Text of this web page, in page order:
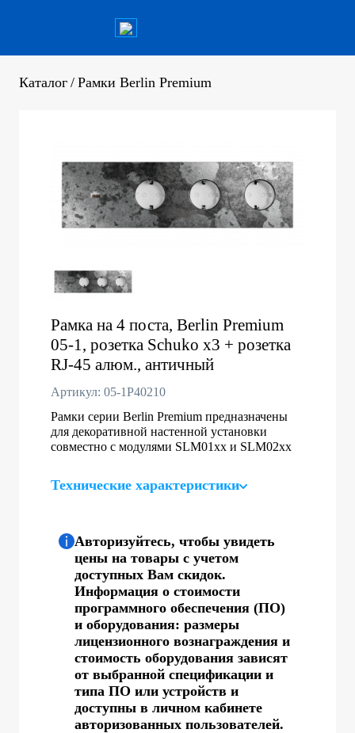
Каталог / Рамки Berlin Premium
Рамка на 4 поста, Berlin Premium
05-1, розетка Schuko x3 + розетка
RJ-45 алюм., античный
Артикул: 05-1P40210
Рамки серии Berlin Premium предназначены
для декоративной настенной установки
совместно с модулями SLM01хх и SLM02xx
Технические характеристики
Авторизуйтесь, чтобы увидеть
цены на товары с учетом
доступных Вам скидок.
Информация о стоимости
программного обеспечения (ПО)
и оборудования: размеры
лицензионного вознаграждения и
стоимость оборудования зависят
от выбранной спецификации и
типа ПО или устройств и
доступны в личном кабинете
авторизованных пользователей.